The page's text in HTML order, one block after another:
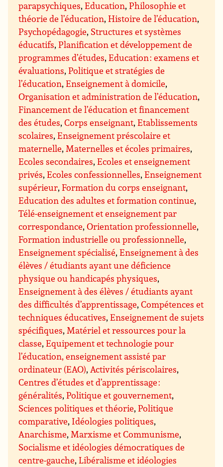
parapsychiques,Education,Philosophie et
théorie de l’éducation,Histoire de l’éducation,
Psychopédagogie, Structures et systèmes
éducatifs,Planification et développement de
programmes d’études,Education : examens et
évaluations,Politique et stratégies de
l’éducation,Enseignement à domicile,
Organisation et administration de l’éducation,
Financement de l’éducation et financement
des études,Corps enseignant,Etablissements
scolaires,Enseignement préscolaire et
maternelle,Maternelles et écoles primaires,
Ecoles secondaires,Ecoles et enseignement
privés,Ecoles confessionnelles,Enseignement
supérieur,Formation du corps enseignant,
Education des adultes et formation continue,
Télé-enseignement et enseignement par
correspondance,Orientation professionnelle,
Formation industrielle ou professionnelle,
Enseignement spécialisé,Enseignement à des
élèves / étudiants ayant une déficience
physique ou handicapés physiques,
Enseignement à des élèves / étudiants ayant
des difficultés d’apprentissage,Compétences et
techniques éducatives,Enseignement de sujets
spécifiques,Matériel et ressources pour la
classe,Equipement et technologie pour
l’éducation, enseignement assisté par
ordinateur (EAO),Activités périscolaires,
Centres d’études et d’apprentissage :
généralités,Politique et gouvernement,
Sciences politiques et théorie,Politique
comparative, Idéologies politiques,
Anarchisme,Marxisme et Communisme,
Socialisme et idéologies démocratiques de
centre-gauche,Libéralisme et idéologies